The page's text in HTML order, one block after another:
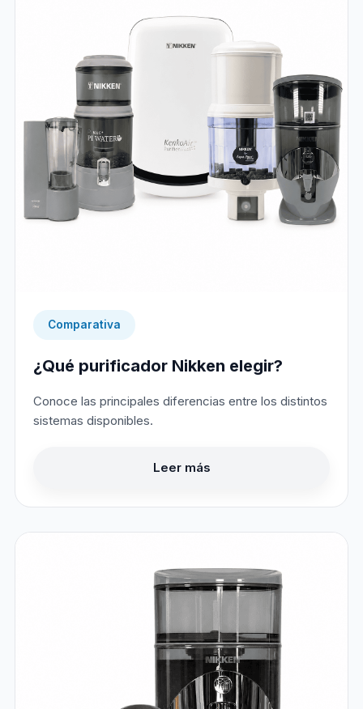
Comparativa
¿Qué purificador Nikken elegir?
Conoce las principales diferencias entre los distintos
sistemas disponibles.
Leer más